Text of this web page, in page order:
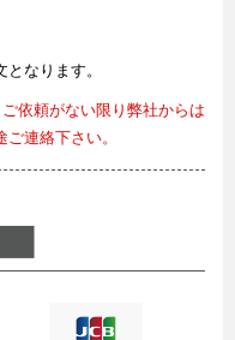
なります。
依頼がない限り弊社からは
連絡下さい。